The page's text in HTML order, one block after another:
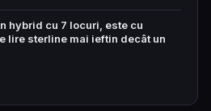
hybrid cu 7 locuri, este cu
lire sterline mai ieftin decât un